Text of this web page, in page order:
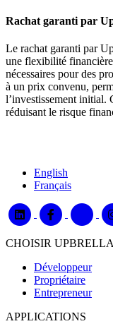
Rachat garanti par
Le rachat garanti par
une flexibilité
nécessaires pour des
à un prix convenu,
l’investissement initial.
réduisant le risque
English
Français
CHOISIR UPBRELLA
Développeur
Propriétaire
Entrepreneur
APPLICATIONS